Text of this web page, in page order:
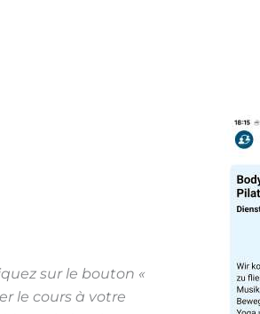
sur le bouton «
le cours à votre